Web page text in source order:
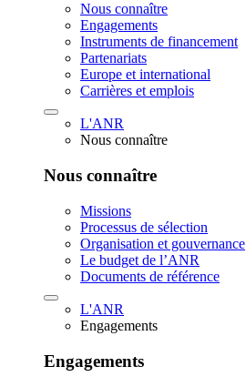
Nous connaître
Engagements
Instruments de financement
Partenariats
Europe et international
Carrières et emplois
L'ANR
Nous connaître
Nous connaître
Missions
Processus de sélection
Organisation et gouvernance
Le budget de l’ANR
Documents de référence
L'ANR
Engagements
Engagements